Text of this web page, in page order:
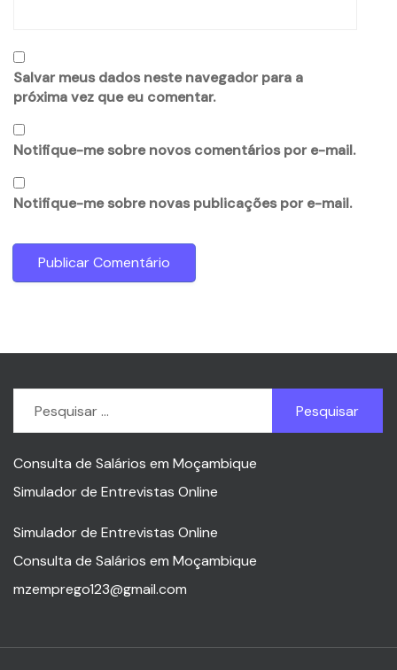
Salvar meus dados neste navegador para a
próxima vez que eu comentar.
Notifique-me sobre novos comentários por e-mail.
Notifique-me sobre novas publicações por e-mail.
por:
Consulta de Salários em Moçambique
Simulador de Entrevistas Online
Simulador de Entrevistas Online
Consulta de Salários em Moçambique
mzemprego123@gmail.com